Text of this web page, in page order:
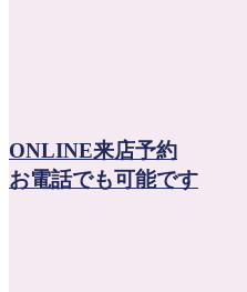
ONLINE来店予約
お電話でも可能です